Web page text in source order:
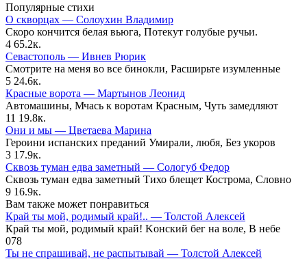
Популярные стихи
О скворцах — Солоухин Владимир
Скоро кончится белая вьюга, Потекут голубые ручьи.
4 65.2к.
Севастополь — Ивнев Рюрик
Смотрите на меня во все бинокли, Расширьте изумленные
5 24.6к.
Красные ворота — Мартынов Леонид
Автомашины, Мчась к воротам Красным, Чуть замедляют
11 19.8к.
Они и мы — Цветаева Марина
Героини испанских преданий Умирали, любя, Без укоров
3 17.9к.
Сквозь туман едва заметный — Сологуб Федор
Сквозь туман едва заметный Тихо блещет Кострома, Словно
9 16.9к.
Вам также может понравиться
Край ты мой, родимый край!.. — Толстой Алексей
Край ты мой, родимый край! Kонский бег на воле, В небе
078
Ты не спрашивай, не распытывай — Толстой Алексей